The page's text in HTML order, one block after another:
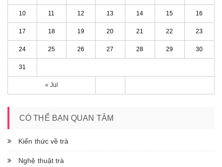
« Jul
10 11 12 13 14 15 16
17 18 19 20 21 22 23
24 25 26 27 28 29 30
31
CÓ THỂ BẠN QUAN TÂM
Kiến thức về trà
Nghệ thuật trà